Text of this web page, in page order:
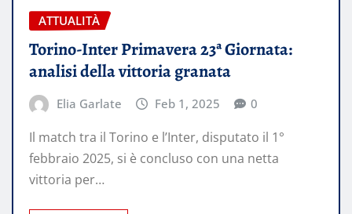
ATTUALITÀ
Torino-Inter Primavera 23ª Giornata:
analisi della vittoria granata
Elia Garlate Feb 1, 2025 0
Il match tra il Torino e l’Inter, disputato il 1°
febbraio 2025, si è concluso con una netta
vittoria per…